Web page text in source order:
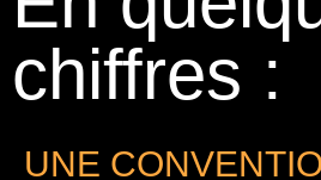
chiffres :
UNE